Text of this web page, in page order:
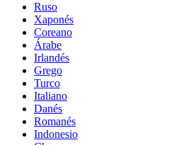
Ruso
Xaponés
Coreano
Árabe
Irlandés
Grego
Turco
Italiano
Danés
Romanés
Indonesio